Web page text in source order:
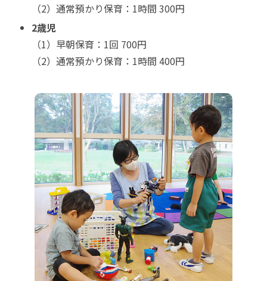
（2）通常預かり保育：1時間 300円
2歳児
（1）早朝保育：1回 700円
（2）通常預かり保育：1時間 400円